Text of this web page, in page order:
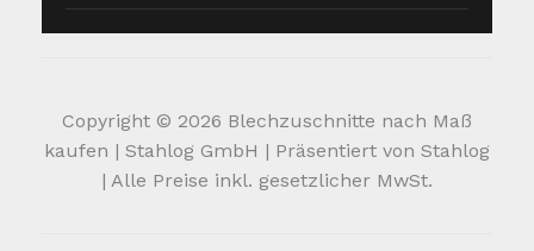
Copyright © 2026 Blechzuschnitte nach Maß
kaufen | Stahlog GmbH | Präsentiert von Stahlog
| Alle Preise inkl. gesetzlicher MwSt.